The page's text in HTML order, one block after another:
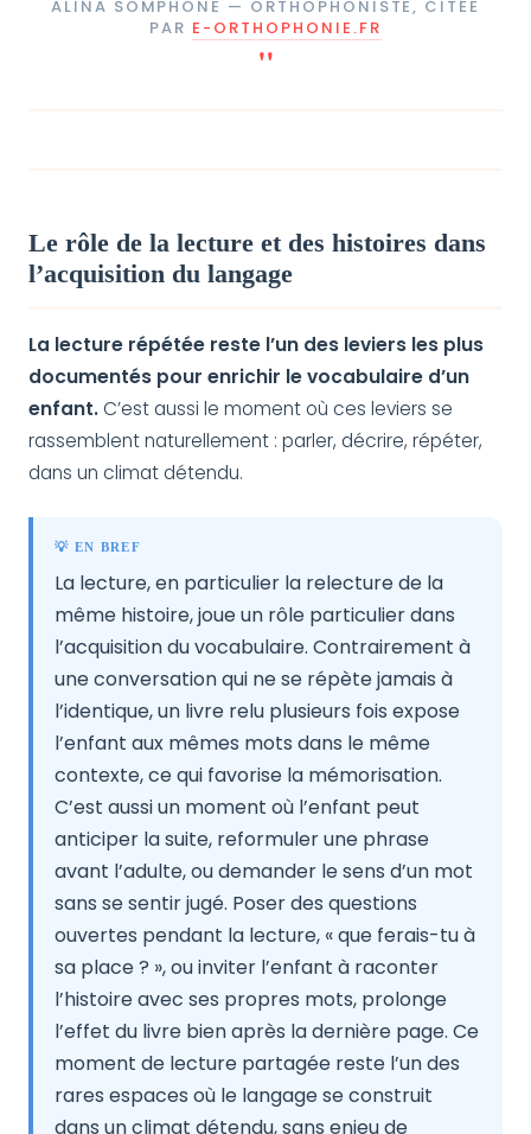
ALINA SOMPHONE — ORTHOPHONISTE, CITÉE
PAR E-ORTHOPHONIE.FR
Le rôle de la lecture et des histoires dans
l’acquisition du langage
La lecture répétée reste l’un des leviers les plus
documentés pour enrichir le vocabulaire d’un
enfant.C’est aussi le moment où ces leviers se
rassemblent naturellement : parler, décrire, répéter,
dans un climat détendu.
💡 EN BREF
La lecture, en particulier la relecture de la
même histoire, joue un rôle particulier dans
l’acquisition du vocabulaire. Contrairement à
une conversation qui ne se répète jamais à
l’identique, un livre relu plusieurs fois expose
l’enfant aux mêmes mots dans le même
contexte, ce qui favorise la mémorisation.
C’est aussi un moment où l’enfant peut
anticiper la suite, reformuler une phrase
avant l’adulte, ou demander le sens d’un mot
sans se sentir jugé. Poser des questions
ouvertes pendant la lecture, « que ferais-tu à
sa place ? », ou inviter l’enfant à raconter
l’histoire avec ses propres mots, prolonge
l’effet du livre bien après la dernière page. Ce
moment de lecture partagée reste l’un des
rares espaces où le langage se construit
dans un climat détendu, sans enjeu de